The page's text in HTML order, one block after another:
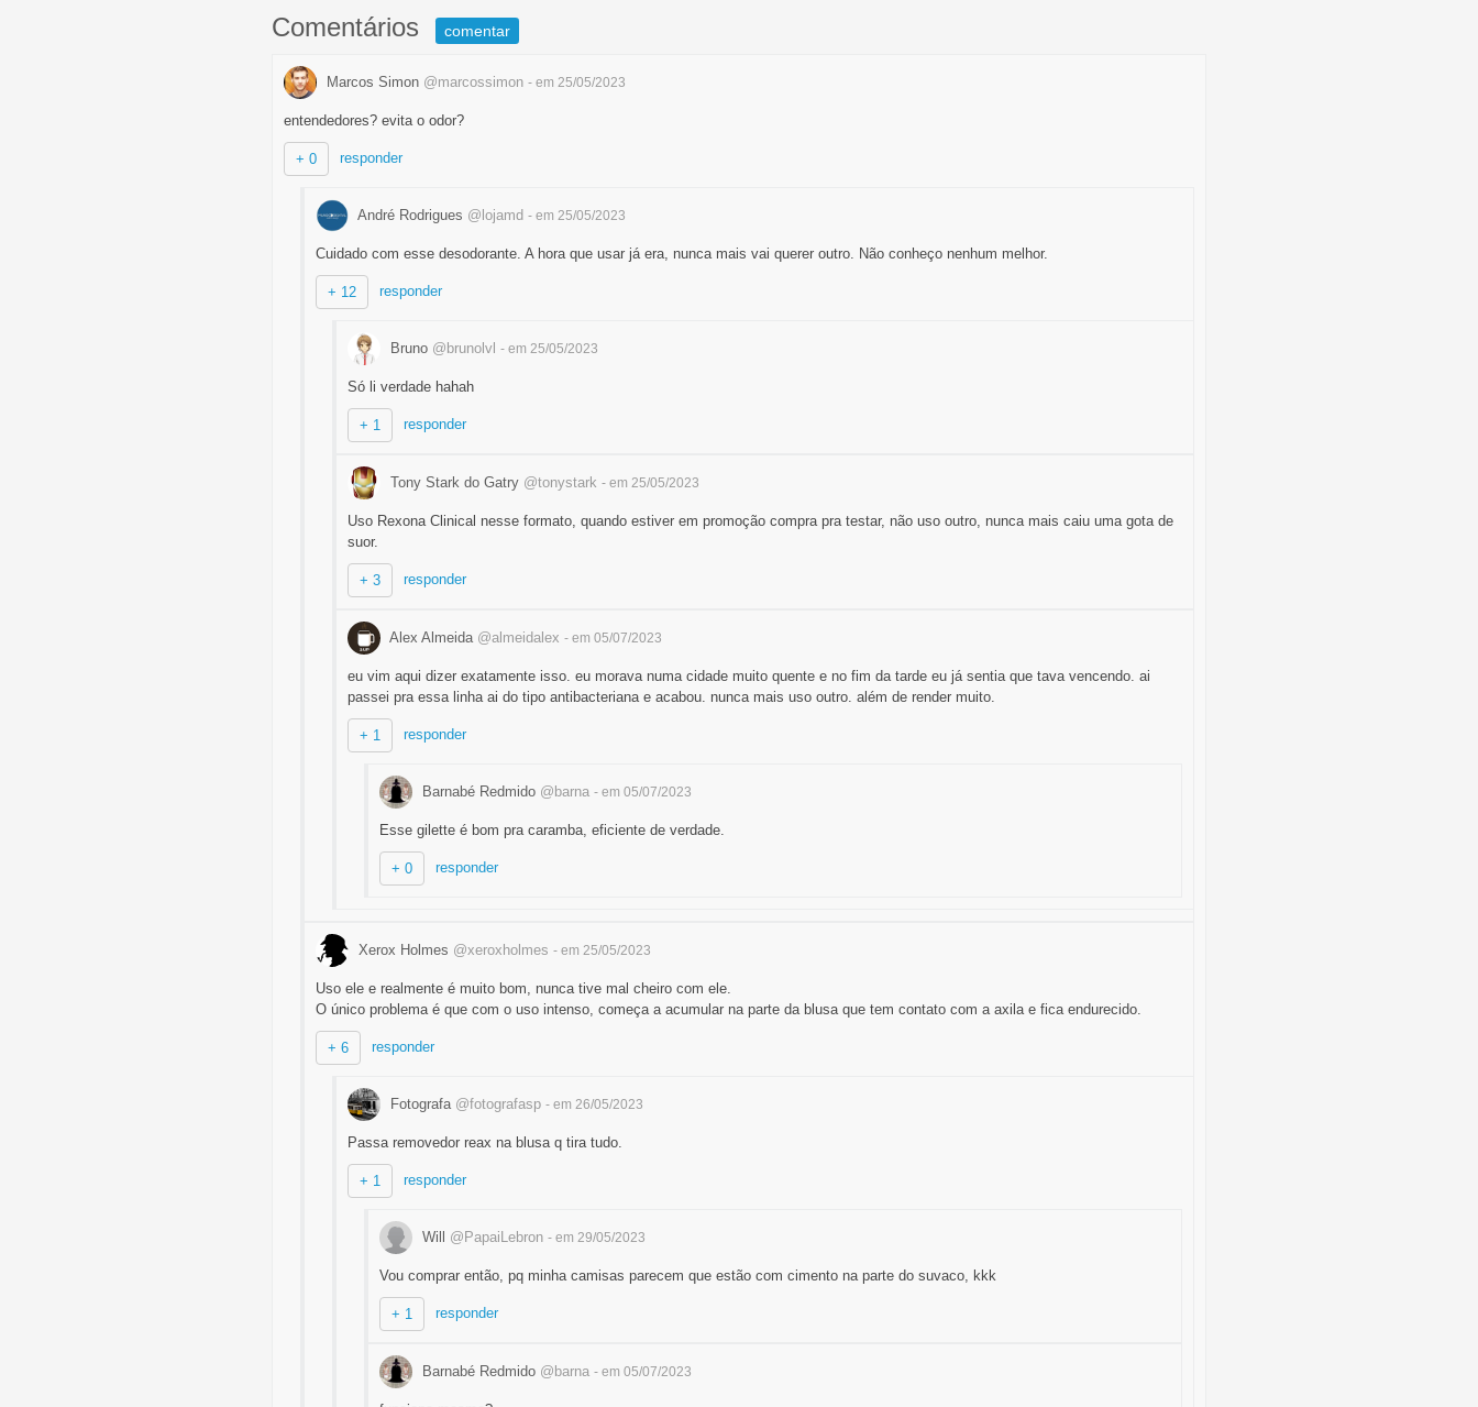
Comentários comentar
Marcos Simon @marcossimon - em 25/05/2023
entendedores? evita o odor?
+ 0 responder
André Rodrigues @lojamd - em 25/05/2023
Cuidado com esse desodorante. A hora que usar já era, nunca mais vai querer outro. Não conheço nenhum melhor.
+ 12 responder
Bruno @brunolvl - em 25/05/2023
Só li verdade hahah
+ 1 responder
Tony Stark do Gatry @tonystark - em 25/05/2023
Uso Rexona Clinical nesse formato, quando estiver em promoção compra pra testar, não uso outro, nunca mais caiu uma gota de
suor.
+ 3 responder
Alex Almeida @almeidalex - em 05/07/2023
eu vim aqui dizer exatamente isso. eu morava numa cidade muito quente e no fim da tarde eu já sentia que tava vencendo. ai
passei pra essa linha ai do tipo antibacteriana e acabou. nunca mais uso outro. além de render muito.
+ 1 responder
Barnabé Redmido @barna - em 05/07/2023
Esse gilette é bom pra caramba, eficiente de verdade.
+ 0 responder
Xerox Holmes @xeroxholmes - em 25/05/2023
Uso ele e realmente é muito bom, nunca tive mal cheiro com ele.
O único problema é que com o uso intenso, começa a acumular na parte da blusa que tem contato com a axila e fica endurecido.
+ 6 responder
Fotografa @fotografasp - em 26/05/2023
Passa removedor reax na blusa q tira tudo.
+ 1 responder
Will @PapaiLebron - em 29/05/2023
Vou comprar então, pq minha camisas parecem que estão com cimento na parte do suvaco, kkk
+ 1 responder
Barnabé Redmido @barna - em 05/07/2023